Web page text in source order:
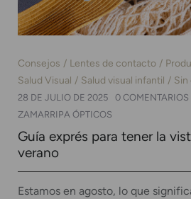
Consejos Lentes de contacto
Salud Visual
Salud visual infantil Sin
28 DE JULIO DE 2025
0 COMENTARIOS
ZAMARRIPA ÓPTICOS
Guía exprés para tener la
verano
Estamos en agosto, lo que